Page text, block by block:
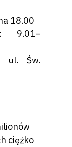
18.00
9.01–
ul. Św.
ciężko